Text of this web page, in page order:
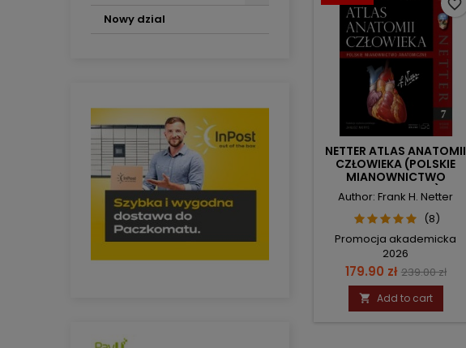
Nowy dzial
NETTER ATLAS ANATOMII
CZŁOWIEKA (POLSKIE
MIANOWNICTWO
ANATOMICZNE)
Author: Frank H. Netter
(8)
Promocja akademicka
2026
Price
179.90 zł Regular
price
239.00 zł
 Add to cart
favorite_border